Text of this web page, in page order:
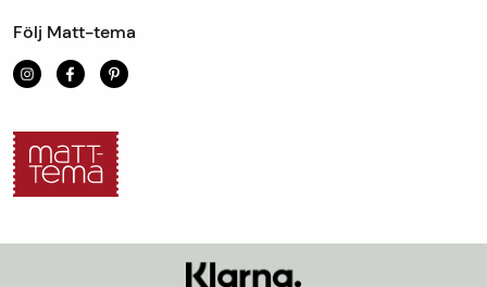
Följ Matt-tema